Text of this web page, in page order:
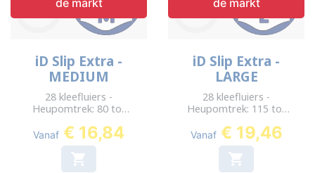
de markt
iD Slip Extra -
MEDIUM
28 kleefluiers -
Heupomtrek: 80 tot
Vanaf € 16,84

de markt
iD Slip Extra -
LARGE
28 kleefluiers -
Heupomtrek: 115 tot
Vanaf € 19,46
